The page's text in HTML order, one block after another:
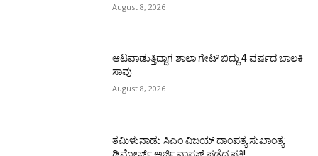
August 8, 2026
ಆಟವಾಡುತ್ತಿದ್ದಾಗ ಶಾಲಾ ಗೇಟ್‌ ಬಿದ್ದು 4 ವರ್ಷದ ಬಾಲಕಿ
ಸಾವು
August 8, 2026
ತಮಿಳುನಾಡು ಸಿಎಂ ವಿಜಯ್‌ ದಾಂಪತ್ಯ ಸುಖಾಂತ್ಯ: